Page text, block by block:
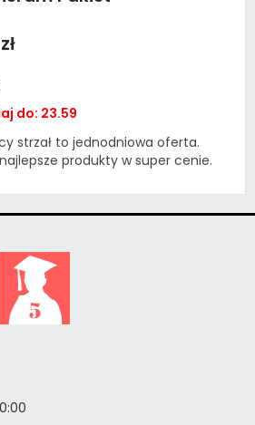
do: 23.59
strzał to jednodniowa oferta.
produkty w super cenie.